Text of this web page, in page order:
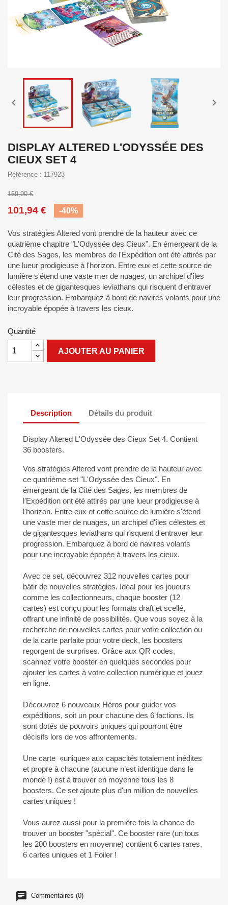
 
DISPLAY ALTERED L'ODYSSÉE DES
CIEUX SET 4
Référence : 117923
169,90 €
101,94 € -40%
Vos stratégies Altered vont prendre de la hauteur avec ce
quatrième chapitre "L'Odyssée des Cieux". En émergeant de la
Cité des Sages, les membres de l'Expédition ont été attirés par
une lueur prodigieuse à l'horizon. Entre eux et cette source de
lumière s'étend une vaste mer de nuages, un archipel d'îles
célestes et de gigantesques leviathans qui risquent d'entraver
leur progression. Embarquez à bord de navires volants pour une
incroyable épopée à travers les cieux.
Quantité
AJOUTER AU PANIER
Description Détails du produit
Display Altered L'Odyssée des Cieux Set 4. Contient
36 boosters.
Vos stratégies Altered vont prendre de la hauteur avec
ce quatrième set "L'Odyssée des Cieux". En
émergeant de la Cité des Sages, les membres de
l'Expédition ont été attirés par une lueur prodigieuse à
l'horizon. Entre eux et cette source de lumière s'étend
une vaste mer de nuages, un archipel d'îles célestes et
de gigantesques leviathans qui risquent d'entraver leur
progression. Embarquez à bord de navires volants
pour une incroyable épopée à travers les cieux.
Avec ce set, découvrez 312 nouvelles cartes pour
bâtir de nouvelles stratégies. Idéal pour les joueurs
comme les collectionneurs, chaque booster (12
cartes) est conçu pour les formats draft et scellé,
offrant une infinité de possibilités. Que vous soyez à la
recherche de nouvelles cartes pour votre collection ou
de la carte parfaite pour votre deck, les boosters
regorgent de surprises. Grâce aux QR codes,
scannez votre booster en quelques secondes pour
ajouter les cartes à votre collection numérique et jouez
en ligne.
Découvrez 6 nouveaux Héros pour guider vos
expéditions, soit un pour chacune des 6 factions. Ils
sont dotés de pouvoirs uniques qui pourront être
décisifs lors de vos affrontements.
Une carte «unique» aux capacités totalement inédites
et propre à chacune (aucune n’est identique dans le
monde !) est à trouver en moyenne tous les 8
boosters. Ce set ajoute plus d'un million de nouvelles
cartes uniques !
Vous aurez aussi pour la première fois la chance de
trouver un booster "spécial". Ce booster rare (un tous
les 200 boosters en moyenne) contient 6 cartes rares,
6 cartes uniques et 1 Foiler !
Commentaires (0)